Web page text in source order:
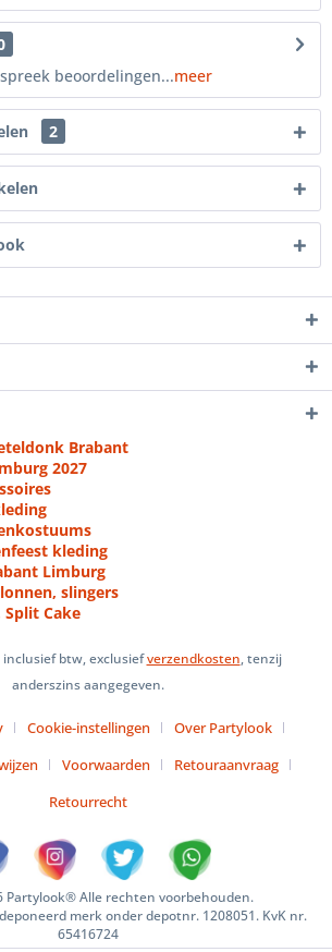
beoordelingen...meer
2
Brabant
2027
kleding
Limburg
slingers
Cake
btw, exclusiefverzendkosten, tenzij
anderszins aangegeven.
Cookie-instellingen
Over Partylook
Voorwaarden
Retouraanvraag
Retourrecht
Partylook® Alle rechten voorbehouden.
merk onder depotnr. 1208051. KvK nr.
65416724